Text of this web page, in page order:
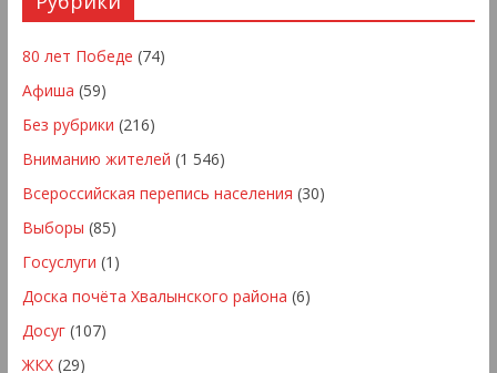
80 лет Победе (74)
Афиша (59)
Без рубрики (216)
Вниманию жителей (1 546)
Всероссийская перепись населения (30)
Выборы (85)
Госуслуги (1)
Доска почёта Хвалынского района (6)
Досуг(107)
ЖКХ(29)